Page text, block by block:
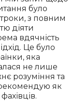
було
з повним
діяти
вдячність
Це було
яка
не лише
розуміння та
як